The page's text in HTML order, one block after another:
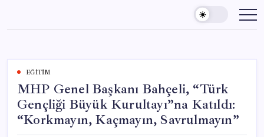
content
EĞITIM
MHP Genel Başkanı Bahçeli, “Türk
Gençliği Büyük Kurultayı”na Katıldı:
“Korkmayın, Kaçmayın, Savrulmayın”